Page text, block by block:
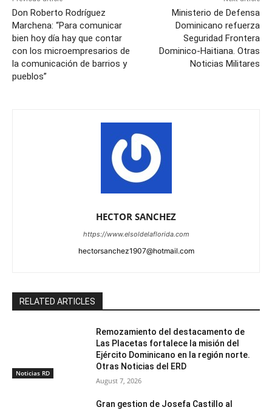
Don Roberto Rodríguez
Marchena: “Para comunicar
bien hoy día hay que contar
con los microempresarios de
la comunicación de barrios y
pueblos”
Ministerio de Defensa
Dominicano refuerza
Seguridad Frontera
Dominico-Haitiana. Otras
Noticias Militares
HECTOR SANCHEZ
https://www.elsoldelaflorida.com
hectorsanchez1907@hotmail.com
RELATED ARTICLES
Noticias RD
Remozamiento del destacamento de
Las Placetas fortalece la misión del
Ejército Dominicano en la región norte.
Otras Noticias del ERD
August 7, 2026
Gran gestion de Josefa Castillo al